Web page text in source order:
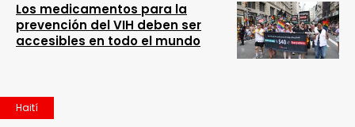
Los medicamentos para la
prevención del VIH deben ser
accesibles en todo el mundo
Haití